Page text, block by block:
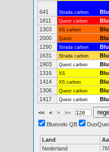
641 Strada carbon
1811 Quest carbon
1303 XS carbon
2000 Quest
1290 Strada carbon
1631 Strada carbon
1903 Quest carbon
1316 XS
1414 XS carbon
1306 Quest carbon
1417 Quest carbon
<< < > >>
Bluevelo QB
Land
Nederland